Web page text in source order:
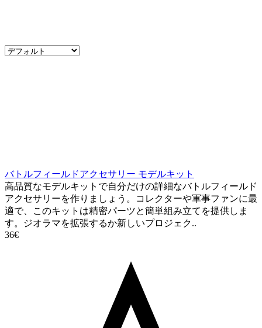
バトルフィールドアクセサリー モデルキット
高品質なモデルキットで自分だけの詳細なバトルフィールド
アクセサリーを作りましょう。コレクターや軍事ファンに最
適で、このキットは精密パーツと簡単組み立てを提供しま
す。ジオラマを拡張するか新しいプロジェク..
36€